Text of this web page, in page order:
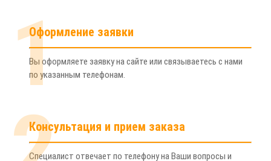
1
Оформление заявки
Вы оформляете заявку на сайте или связываетесь с нами
по указанным телефонам.
Консультация и прием заказа
Специалист отвечает по телефону на Ваши вопросы и